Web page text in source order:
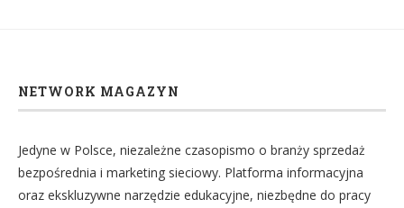
NETWORK MAGAZYN
Jedyne w Polsce, niezależne czasopismo o branży sprzedaż
bezpośrednia i marketing sieciowy. Platforma informacyjna
oraz ekskluzywne narzędzie edukacyjne, niezbędne do pracy